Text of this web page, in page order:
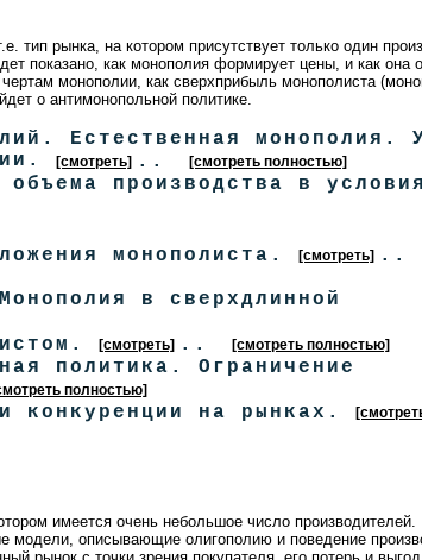
тип рынка, на котором присутствует только один
показано, как монополия формирует цены, и как она
монополии, как сверхприбыль монополиста
о антимонопольной политике.
Естественная монополия.
[смотреть] .. [смотреть полностью]
производства в
монополиста. [смотреть] ..
в сверхдлинной
[смотреть] .. [смотреть полностью]
политика. Ограничение
полностью]
конкуренции на рынках.
имеется очень небольшое число
модели, описывающие олигополию и поведение